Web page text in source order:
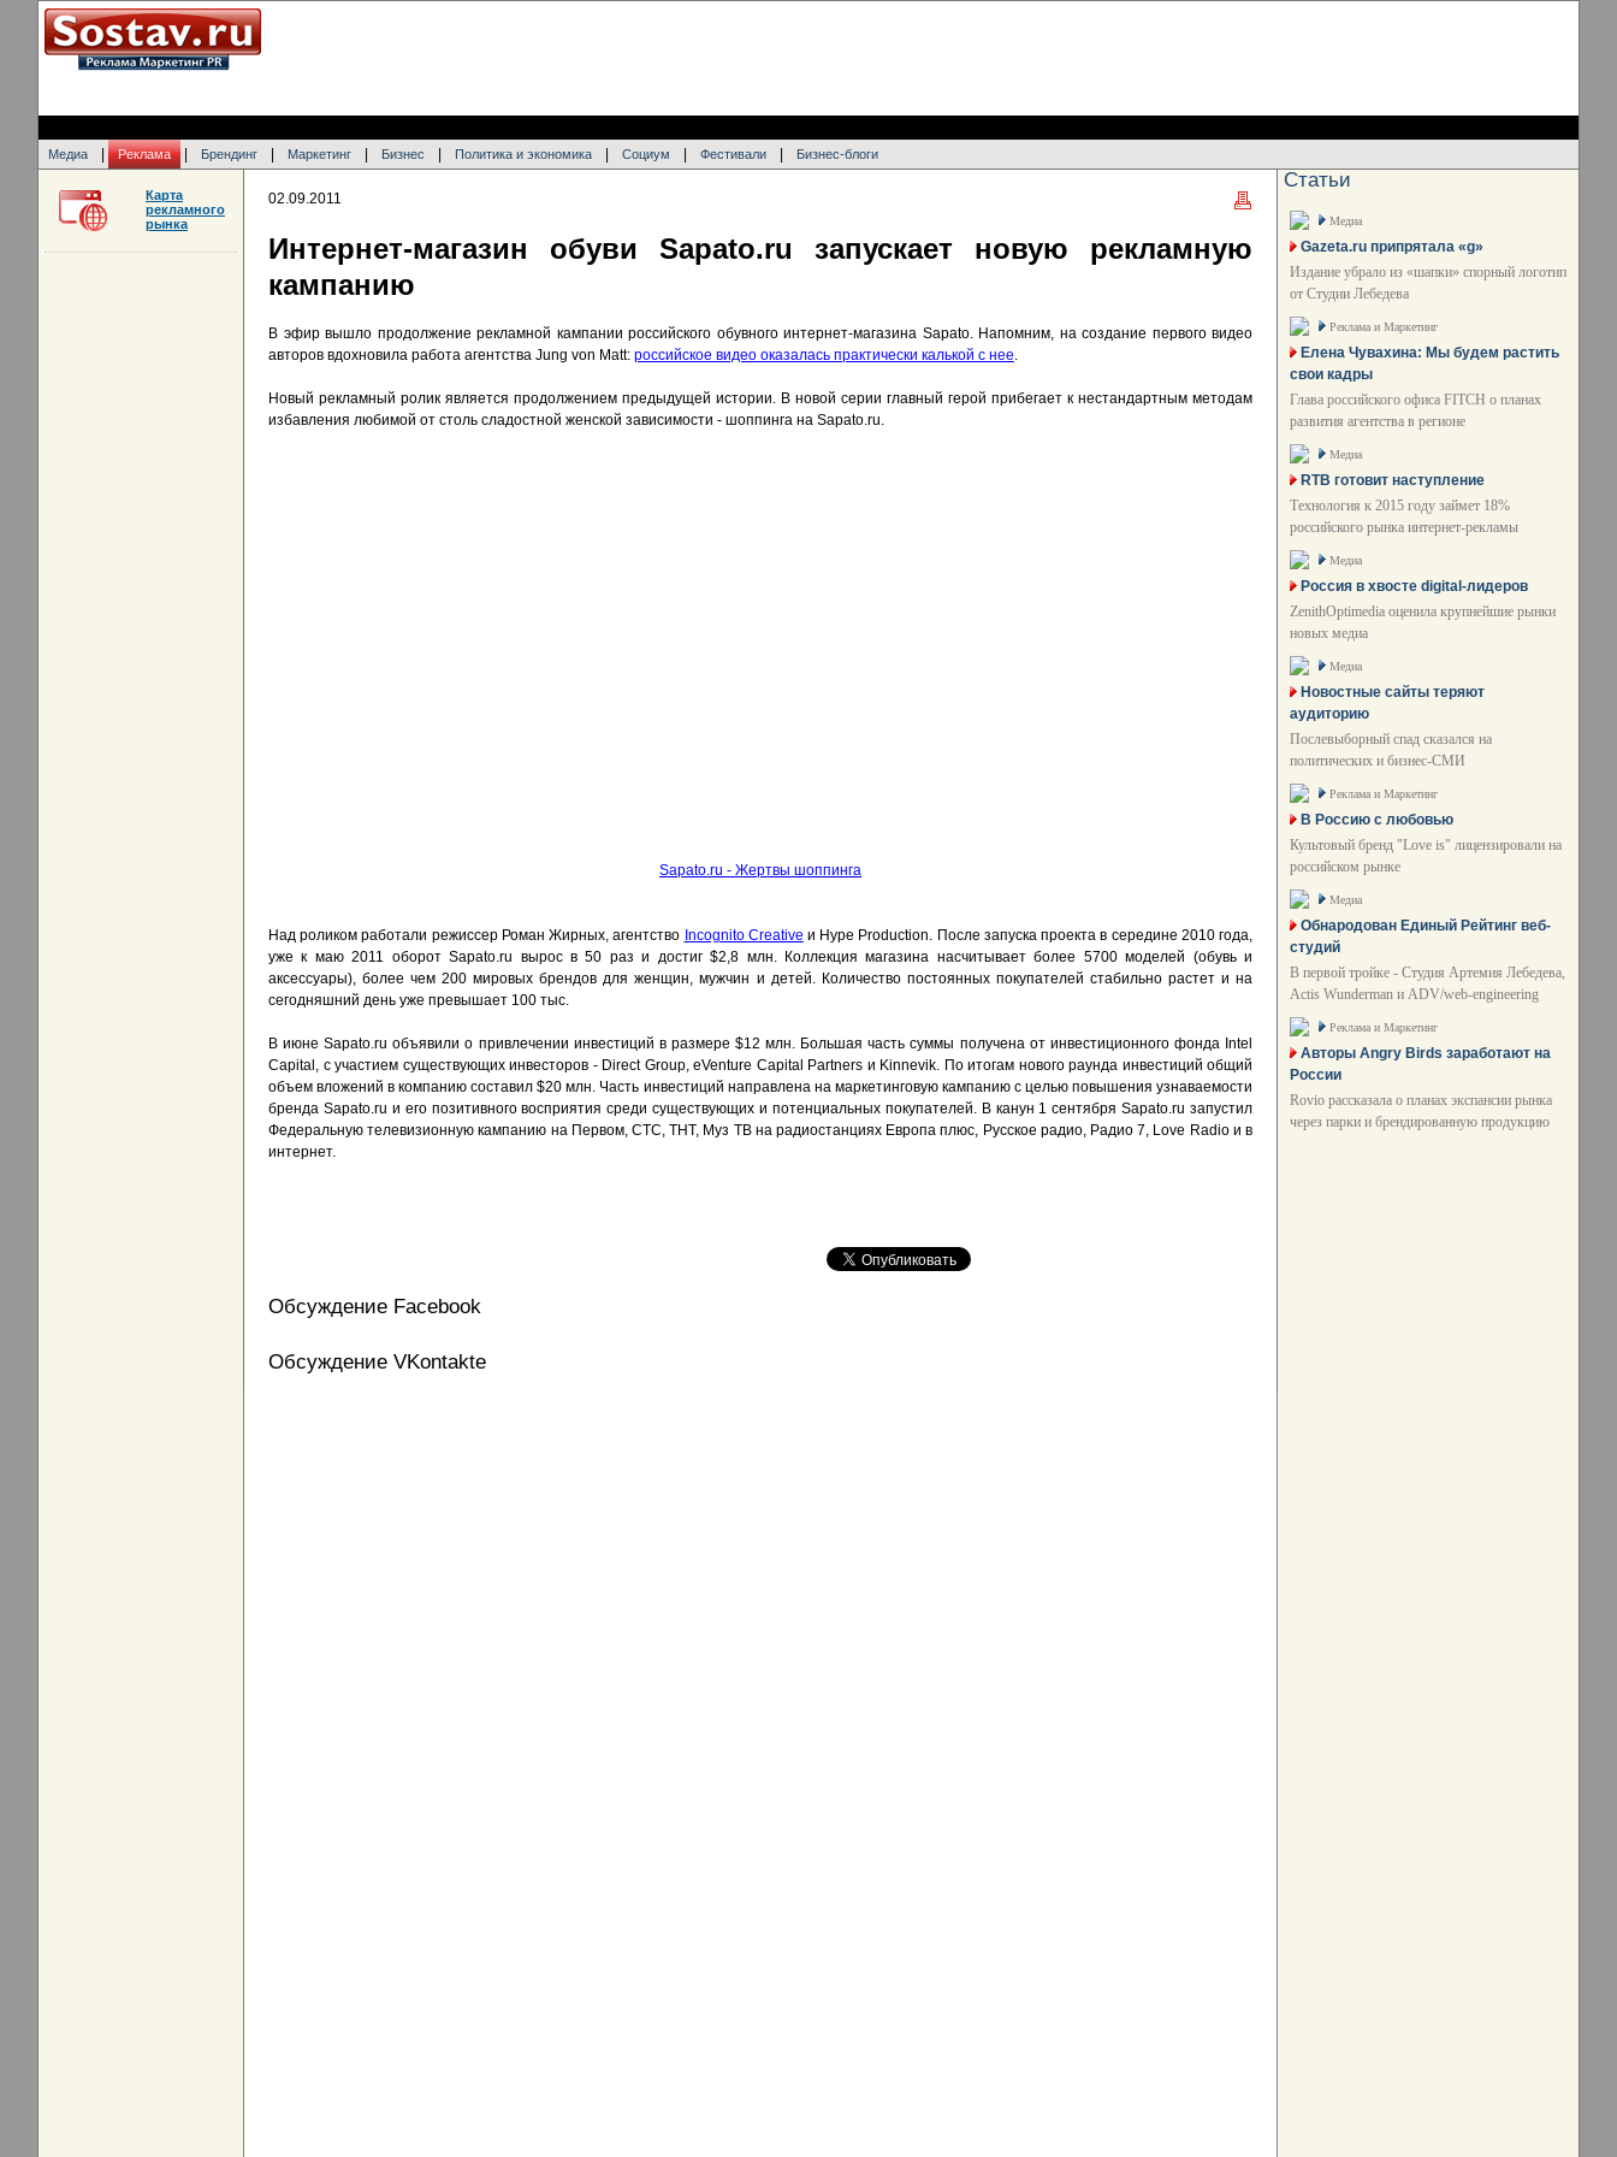
Медиа Реклама Брендинг Маркетинг Бизнес Политика и экономика Социум Фестивали Бизнес-блоги
02.09.2011
Интернет-магазин обуви Sapato.ru запускает новую рекламную
кампанию
В эфир вышло продолжение рекламной кампании российского обувного интернет-магазина Sapato. Напомним, на создание первого видео
авторов вдохновила работа агентства Jung von Matt: российское видео оказалась практически калькой с нее.
Новый рекламный ролик является продолжением предыдущей истории. В новой серии главный герой прибегает к нестандартным методам
избавления любимой от столь сладостной женской зависимости - шоппинга на Sapato.ru.
Sapato.ru - Жертвы шоппинга
Над роликом работали режиссер Роман Жирных, агентство Incognito Creative и Hype Production. После запуска проекта в середине 2010 года,
уже к маю 2011 оборот Sapato.ru вырос в 50 раз и достиг $2,8 млн. Коллекция магазина насчитывает более 5700 моделей (обувь и
аксессуары), более чем 200 мировых брендов для женщин, мужчин и детей. Количество постоянных покупателей стабильно растет и на
сегодняшний день уже превышает 100 тыс.
В июне Sapato.ru объявили о привлечении инвестиций в размере $12 млн. Большая часть суммы получена от инвестиционного фонда Intel
Capital, c участием существующих инвесторов - Direct Group, eVenture Capital Partners и Kinnevik. По итогам нового раунда инвестиций общий
объем вложений в компанию составил $20 млн. Часть инвестиций направлена на маркетинговую кампанию с целью повышения узнаваемости
бренда Sapato.ru и его позитивного восприятия среди существующих и потенциальных покупателей. В канун 1 сентября Sapato.ru запустил
Федеральную телевизионную кампанию на Первом, СТС, ТНТ, Муз ТВ на радиостанциях Европа плюс, Русское радио, Радио 7, Love Radio и в
интернет.
Обсуждение Facebook
Обсуждение VKontakte
Карта
рекламного
рынка
Статьи
Медиа
Gazeta.ru припрятала «g»
Издание убрало из «шапки» спорный логотип
от Студии Лебедева
Реклама и Маркетинг
Елена Чувахина: Мы будем растить
свои кадры
Глава российского офиса FITCH о планах
развития агентства в регионе
Медиа
RTB готовит наступление
Технология к 2015 году займет 18%
российского рынка интернет-рекламы
Медиа
Россия в хвосте digital-лидеров
ZenithOptimedia оценила крупнейшие рынки
новых медиа
Медиа
Новостные сайты теряют
аудиторию
Послевыборный спад сказался на
политических и бизнес-СМИ
Реклама и Маркетинг
В Россию с любовью
Культовый бренд "Love is" лицензировали на
российском рынке
Медиа
Обнародован Единый Рейтинг веб-
студий
В первой тройке - Студия Артемия Лебедева,
Actis Wunderman и ADV/web-engineering
Реклама и Маркетинг
Авторы Angry Birds заработают на
России
Rovio рассказала о планах экспансии рынка
через парки и брендированную продукцию